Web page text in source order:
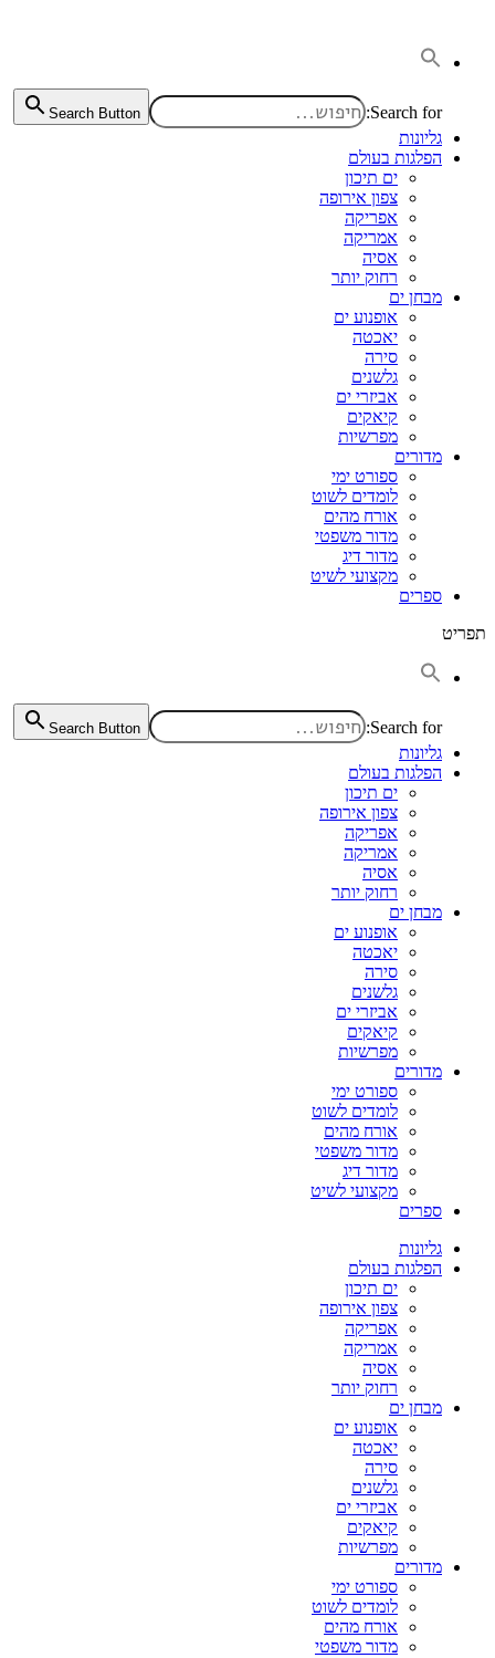
Search for:
Search Button
גליונות
הפלגות בעולם
ים תיכון
צפון אירופה
אפריקה
אמריקה
אסיה
רחוק יותר
מבחן ים
אופנוע ים
יאכטה
סירה
גלשנים
אביזרי ים
קיאקים
מפרשיות
מדורים
ספורט ימי
לומדים לשוט
אורח מהים
מדור משפטי
מדור דיג
מקצועי לשיט
ספרים
תפריט
Search for:
Search Button
גליונות
הפלגות בעולם
ים תיכון
צפון אירופה
אפריקה
אמריקה
אסיה
רחוק יותר
מבחן ים
אופנוע ים
יאכטה
סירה
גלשנים
אביזרי ים
קיאקים
מפרשיות
מדורים
ספורט ימי
לומדים לשוט
אורח מהים
מדור משפטי
מדור דיג
מקצועי לשיט
ספרים
גליונות
הפלגות בעולם
ים תיכון
צפון אירופה
אפריקה
אמריקה
אסיה
רחוק יותר
מבחן ים
אופנוע ים
יאכטה
סירה
גלשנים
אביזרי ים
קיאקים
מפרשיות
מדורים
ספורט ימי
לומדים לשוט
אורח מהים
מדור משפטי